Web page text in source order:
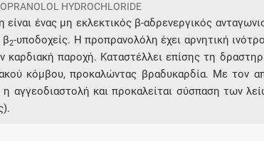
Μάθετε περισσότερα
επιπλέον παροχές
HYDROCHLORIDE
ένας μη εκλεκτικός β-αδρενεργικός
β2-υποδοχείς. Η προπρανολόλη έχει αρνητική
καρδιακή παροχή. Καταστέλλει επίσης τη
κόμβου, προκαλώντας βραδυκαρδία. Με τον
η αγγεοδιαστολή και προκαλείται σύσπαση των